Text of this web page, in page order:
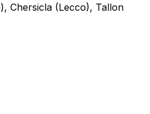
Chersicla (Lecco), Tallon